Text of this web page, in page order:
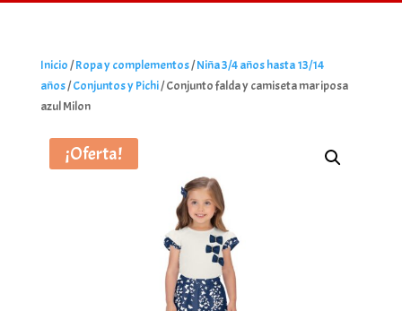
Inicio/Ropa y complementos/Niña 3/4 años hasta 13/14
años/Conjuntos y Pichi/ Conjunto falda y camiseta mariposa
azul Milon
¡Oferta!